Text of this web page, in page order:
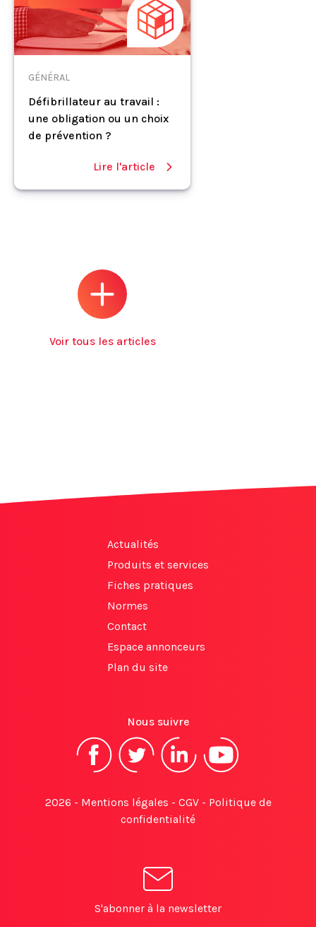
GÉNÉRAL
Défibrillateur au travail :
une obligation ou un choix
de prévention ?
Lire l'article
Voir tous les articles
Actualités
Produits et services
Fiches pratiques
Normes
Contact
Espace annonceurs
Plan du site
Nous suivre
2026 - Mentions légales - CGV- Politique de
confidentialité
S'abonner à la newsletter